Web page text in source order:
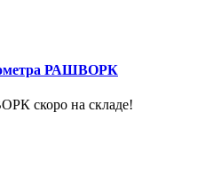
РАШВОРК
скоро на складе!